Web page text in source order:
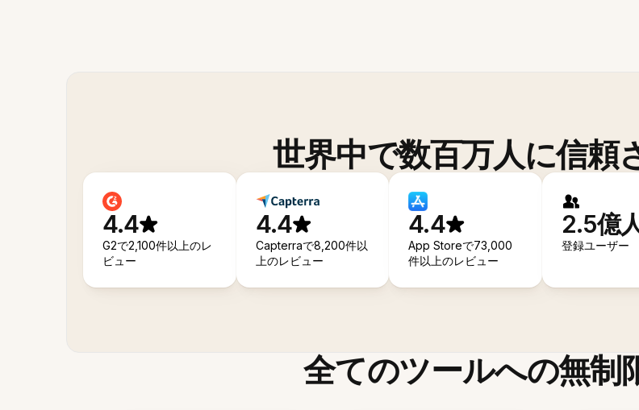
世界中で数百万人に信頼
4.4
G2で2,100件以上のレ
ビュー
4.4
Capterraで8,200件以
上のレビュー
4.4
App Storeで73,000
件以上のレビュー
2.5億
登録ユーザー
全てのツールへの無制